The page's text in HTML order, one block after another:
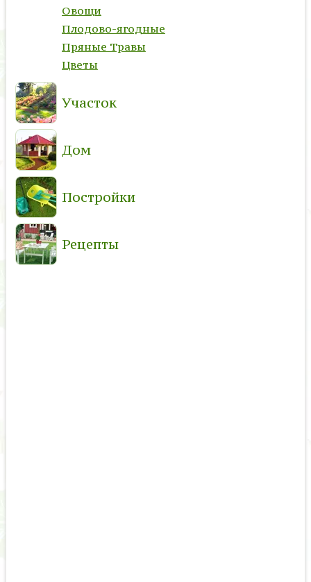
Овощи
Плодово-ягодные
Пряные Травы
Цветы
Участок
Дом
Постройки
Рецепты